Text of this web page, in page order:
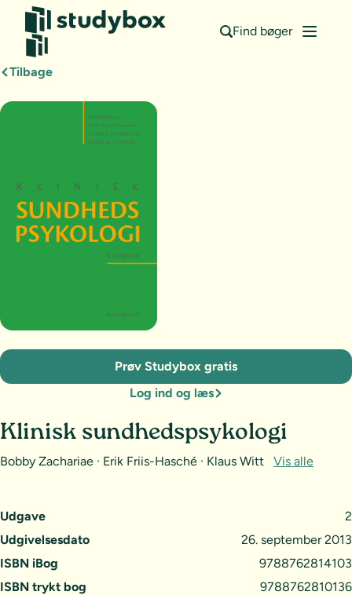
Find bøger
Tilbage
Udgave
2
Udgivelsesdato
26. september 2013
ISBN iBog
9788762814103
ISBN trykt bog
9788762810136
Klinisk sundhedspsykologi
Bobby Zachariae · Erik Friis-Hasché · Klaus Witt Vis alle
Prøv Studybox gratis
Log ind og læs